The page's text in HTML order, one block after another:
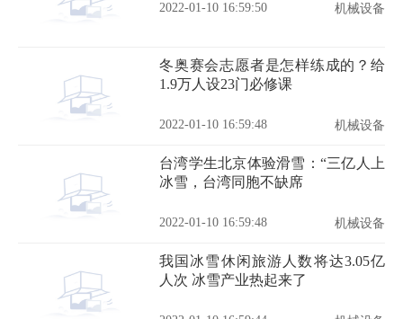
2022-01-10 16:59:50 机械设备
冬奥赛会志愿者是怎样练成的？给
1.9万人设23门必修课
2022-01-10 16:59:48 机械设备
台湾学生北京体验滑雪：“三亿人上
冰雪，台湾同胞不缺席
2022-01-10 16:59:48 机械设备
我国冰雪休闲旅游人数将达3.05亿
人次 冰雪产业热起来了